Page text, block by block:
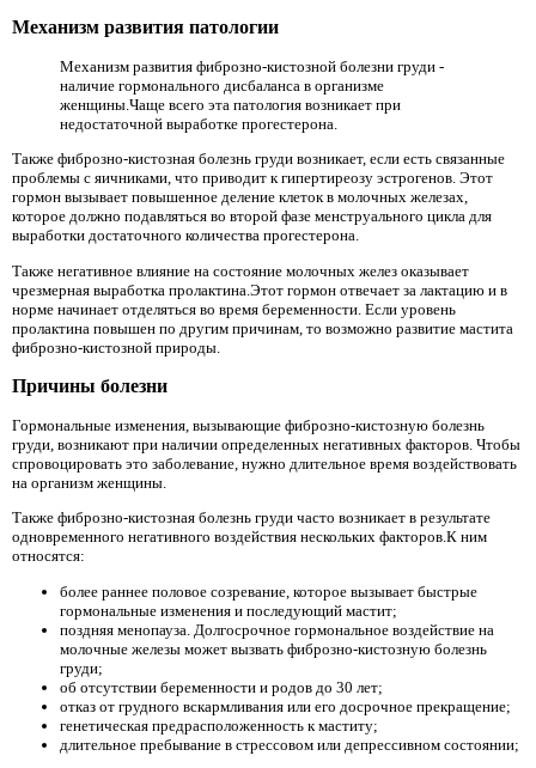
Механизм развития патологии
Механизм развития фиброзно-кистозной болезни груди -
наличие гормонального дисбаланса в организме
женщины.Чаще всего эта патология возникает при
недостаточной выработке прогестерона.
Также фиброзно-кистозная болезнь груди возникает, если есть связанные
проблемы с яичниками, что приводит к гипертиреозу эстрогенов. Этот
гормон вызывает повышенное деление клеток в молочных железах,
которое должно подавляться во второй фазе менструального цикла для
выработки достаточного количества прогестерона.
Также негативное влияние на состояние молочных желез оказывает
чрезмерная выработка пролактина.Этот гормон отвечает за лактацию и в
норме начинает отделяться во время беременности. Если уровень
пролактина повышен по другим причинам, то возможно развитие мастита
фиброзно-кистозной природы.
Причины болезни
Гормональные изменения, вызывающие фиброзно-кистозную болезнь
груди, возникают при наличии определенных негативных факторов. Чтобы
спровоцировать это заболевание, нужно длительное время воздействовать
на организм женщины.
Также фиброзно-кистозная болезнь груди часто возникает в результате
одновременного негативного воздействия нескольких факторов.К ним
относятся:
более раннее половое созревание, которое вызывает быстрые
гормональные изменения и последующий мастит;
поздняя менопауза. Долгосрочное гормональное воздействие на
молочные железы может вызвать фиброзно-кистозную болезнь
груди;
об отсутствии беременности и родов до 30 лет;
отказ от грудного вскармливания или его досрочное прекращение;
генетическая предрасположенность к маститу;
длительное пребывание в стрессовом или депрессивном состоянии;